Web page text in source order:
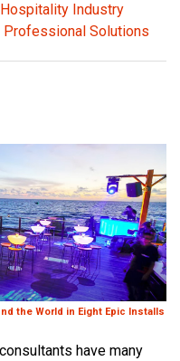
Industry
Professional Solutions
the World in Eight Epic Installs
have many